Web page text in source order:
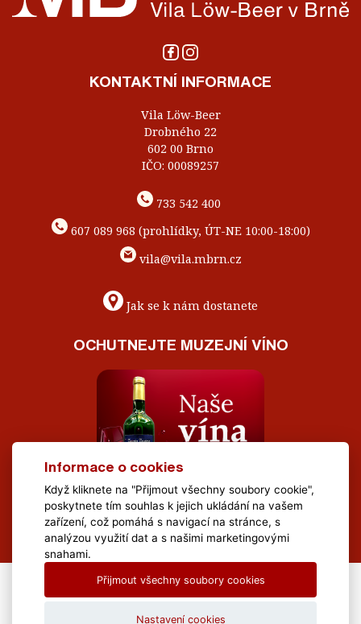
KONTAKTNÍ INFORMACE
Vila Löw-Beer
Drobného 22
602 00 Brno
IČO: 00089257
733 542 400
607 089 968 (prohlídky, ÚT-NE 10:00-18:00)
vila@vila.mbrn.cz
Jak se k nám dostanete
OCHUTNEJTE MUZEJNÍ VÍNO
All Rights Reserved Muzeum Brněnska © 2020, Webdesign by
Informace o cookies
Když kliknete na "Přijmout všechny soubory cookie",
poskytnete tím souhlas k jejich ukládání na vašem
zařízení, což pomáhá s navigací na stránce, s
analýzou využití dat a s našimi marketingovými
snahami.
Přijmout všechny soubory cookies
Nastavení cookies